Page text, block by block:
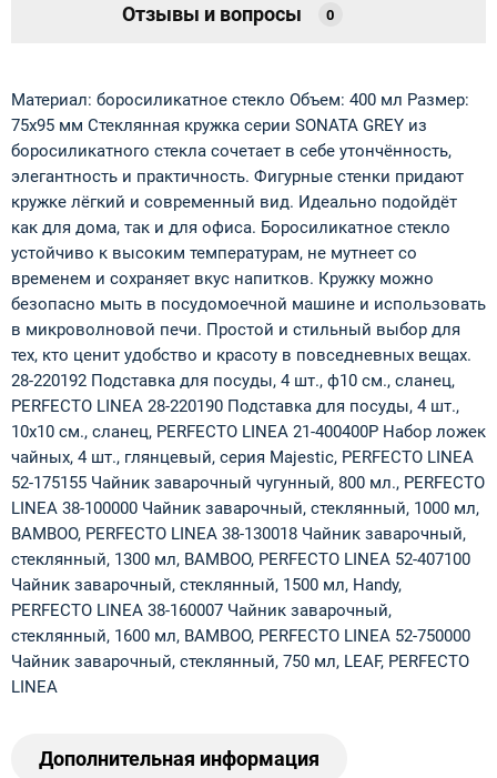
Отзывы и вопросы 0
Материал: боросиликатное стекло Объем: 400 мл Размер:
75х95 мм Стеклянная кружка серии SONATA GREY из
боросиликатного стекла сочетает в себе утончённость,
элегантность и практичность. Фигурные стенки придают
кружке лёгкий и современный вид. Идеально подойдёт
как для дома, так и для офиса. Боросиликатное стекло
устойчиво к высоким температурам, не мутнеет со
временем и сохраняет вкус напитков. Кружку можно
безопасно мыть в посудомоечной машине и использовать
в микроволновой печи. Простой и стильный выбор для
тех, кто ценит удобство и красоту в повседневных вещах.
28-220192 Подставка для посуды, 4 шт., ф10 см., сланец,
PERFECTO LINEA 28-220190 Подставка для посуды, 4 шт.,
10х10 см., сланец, PERFECTO LINEA 21-400400P Набор ложек
чайных, 4 шт., глянцевый, серия Majestic, PERFECTO LINEA
52-175155 Чайник заварочный чугунный, 800 мл., PERFECTO
LINEA 38-100000 Чайник заварочный, стеклянный, 1000 мл,
BAMBOO, PERFECTO LINEA 38-130018 Чайник заварочный,
стеклянный, 1300 мл, BAMBOO, PERFECTO LINEA 52-407100
Чайник заварочный, стеклянный, 1500 мл, Handy,
PERFECTO LINEA 38-160007 Чайник заварочный,
стеклянный, 1600 мл, BAMBOO, PERFECTO LINEA 52-750000
Чайник заварочный, стеклянный, 750 мл, LEAF, PERFECTO
LINEA
Дополнительная информация